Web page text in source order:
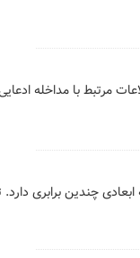
مرتبط با مداخله
چندین برابری